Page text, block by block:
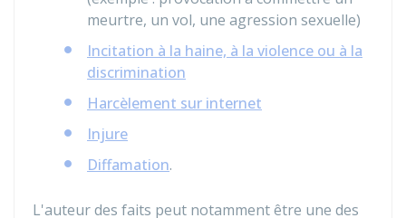
meurtre, un vol, une agression sexuelle)
Incitation à la haine, à la violence ou à la
discrimination
Harcèlement sur internet
Injure
Diffamation.
L'auteur des faits peut notamment être une des